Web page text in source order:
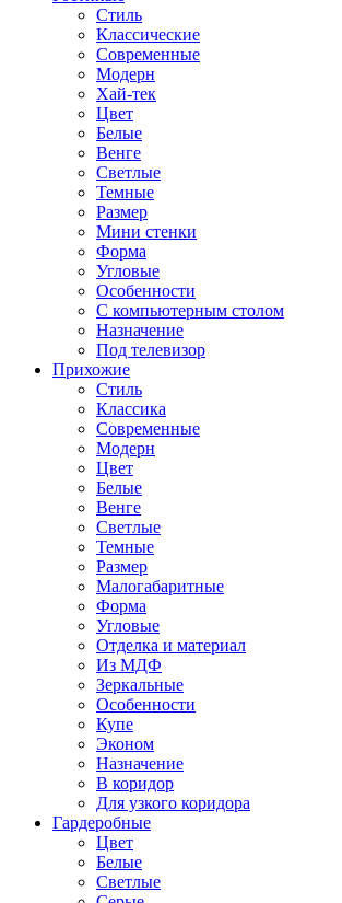
Стиль
Классические
Современные
Модерн
Хай-тек
Цвет
Белые
Венге
Светлые
Темные
Размер
Мини стенки
Форма
Угловые
Особенности
С компьютерным столом
Назначение
Под телевизор
Прихожие
Стиль
Классика
Современные
Модерн
Цвет
Белые
Венге
Светлые
Темные
Размер
Малогабаритные
Форма
Угловые
Отделка и материал
Из МДФ
Зеркальные
Особенности
Купе
Эконом
Назначение
В коридор
Для узкого коридора
Гардеробные
Цвет
Белые
Светлые